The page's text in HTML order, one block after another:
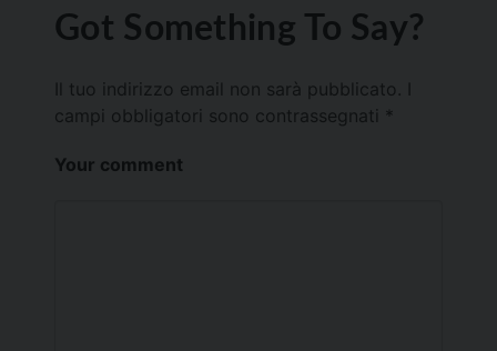
Got Something To Say?
Il tuo indirizzo email non sarà pubblicato.
campi obbligatori sono contrassegnati *
Your comment